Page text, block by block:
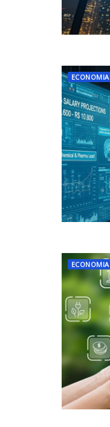
ECONOMIA
ECONOMIA